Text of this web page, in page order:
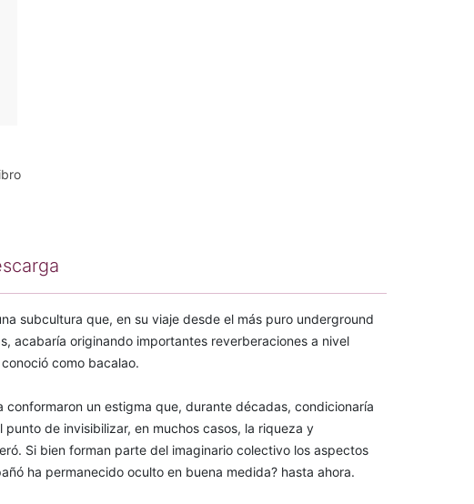
subcultura que, en su viaje desde el más puro underground
acabaría originando importantes reverberaciones a nivel
como bacalao.
un estigma que, durante décadas, condicionaría
de invisibilizar, en muchos casos, la riqueza y
Si bien forman parte del imaginario colectivo los aspectos
ha permanecido oculto en buena medida? hasta ahora.